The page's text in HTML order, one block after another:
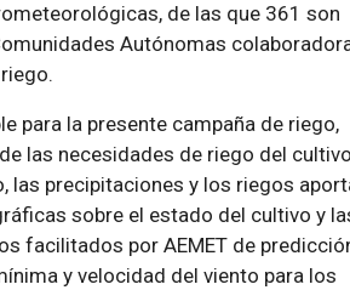
de las que 361 son
Autónomas
para la presente campaña de riego,
las necesidades de riego del cultivo
las precipitaciones y los riegos
sobre el estado del cultivo y
facilitados por AEMET de
y velocidad del viento para los